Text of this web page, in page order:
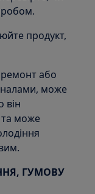
продукт,
ремонт або
може
він
може
ГУМОВУ